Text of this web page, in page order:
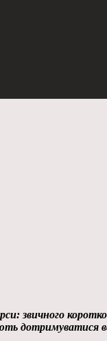
звичного
дотримуватися